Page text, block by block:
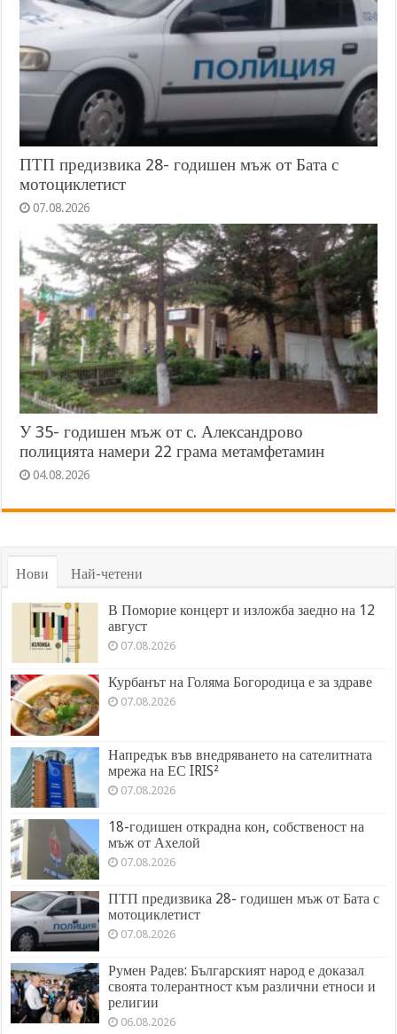
ПТП предизвика 28- годишен мъж от Бата с
мотоциклетист
07.08.2026
У 35- годишен мъж от с. Александрово
полицията намери 22 грама метамфетамин
04.08.2026
Нови Най-четени
В Поморие концерт и изложба заедно на 12
август
07.08.2026
Курбанът на Голяма Богородица е за здраве
07.08.2026
Напредък във внедряването на сателитната
мрежа на ЕС IRIS²
07.08.2026
18-годишен открадна кон, собственост на
мъж от Ахелой
07.08.2026
ПТП предизвика 28- годишен мъж от Бата с
мотоциклетист
07.08.2026
Румен Радев: Българският народ е доказал
своята толерантност към различни етноси и
религии
06.08.2026